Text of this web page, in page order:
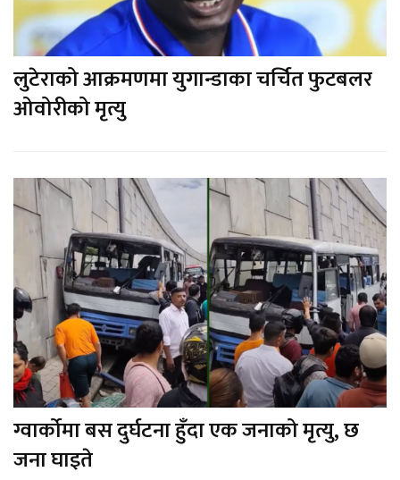
लुटेराको आक्रमणमा युगान्डाका चर्चित फुटबलर
ओवोरीको मृत्यु
ग्वार्कोमा बस दुर्घटना हुँदा एक जनाको मृत्यु, छ
जना घाइते